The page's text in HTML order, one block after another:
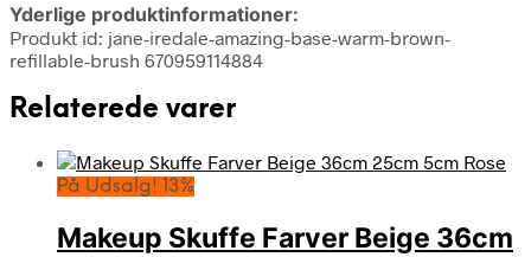
Yderlige produktinformationer:
Produkt id: jane-iredale-amazing-base-warm-brown-
refillable-brush 670959114884
Relaterede varer
På Udsalg! 13%
Makeup Skuffe Farver Beige 36cm